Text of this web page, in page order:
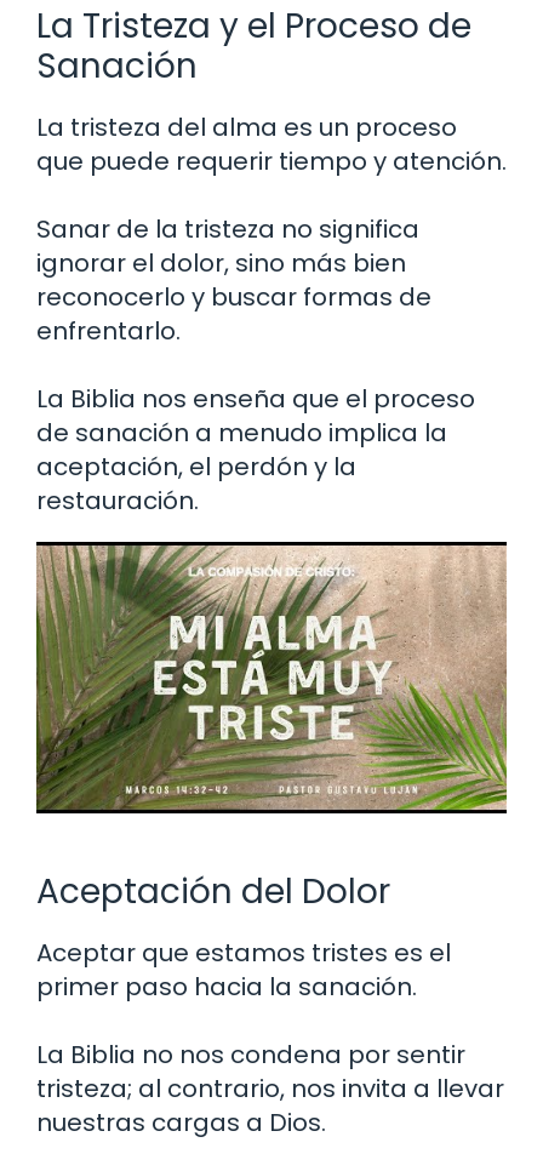
La Tristeza y el Proceso de
Sanación
La tristeza del alma es un proceso
que puede requerir tiempo y atención.
Sanar de la tristeza no significa
ignorar el dolor, sino más bien
reconocerlo y buscar formas de
enfrentarlo.
La Biblia nos enseña que el proceso
de sanación a menudo implica la
aceptación, el perdón y la
restauración.
Aceptación del Dolor
Aceptar que estamos tristes es el
primer paso hacia la sanación.
La Biblia no nos condena por sentir
tristeza; al contrario, nos invita a llevar
nuestras cargas a Dios.